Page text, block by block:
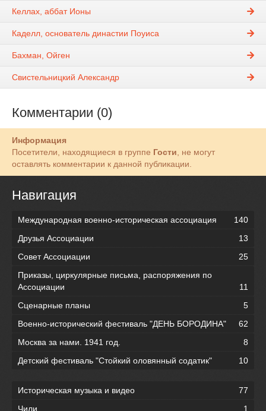
Келлах, аббат Ионы
Каделл, основатель династии Поуиса
Бахман, Ойген
Свистельницкий Александр
Комментарии (0)
Информация
Посетители, находящиеся в группе Гости , не могут
оставлять комментарии к данной публикации.
Навигация
Международная военно-историческая ассоциация
140
Друзья Ассоциации
13
Совет Ассоциации
25
Приказы, циркулярные письма, распоряжения по
Ассоциации
11
Сценарные планы
5
Военно-исторический фестиваль "ДЕНЬ БОРОДИНА"
62
Москва за нами. 1941 год.
8
Детский фестиваль "Стойкий оловянный содатик"
10
Историческая музыка и видео
77
Чили
1